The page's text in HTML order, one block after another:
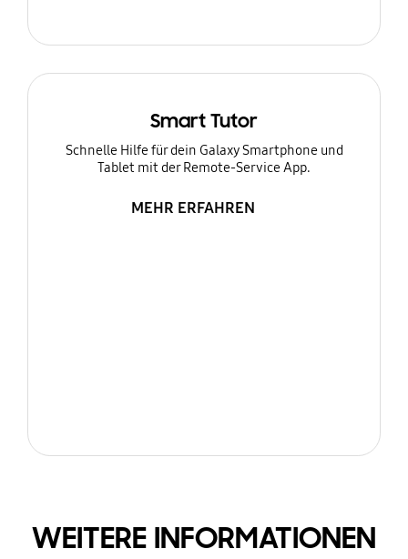
Smart Tutor
Schnelle Hilfe für dein Galaxy Smartphone und
Tablet mit der Remote-Service App.
MEHR ERFAHREN
WEITERE INFORMATIONEN